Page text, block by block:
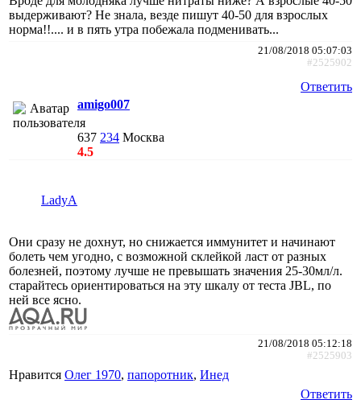
выдерживают? Не знала, везде пишут 40-50 для взрослых
норма!!.... и в пять утра побежала подменивать...
21/08/2018 05:07:03
#2525902
Ответить
amigo007
637 234 Москва
4.5
LadyA
Они сразу не дохнут, но снижается иммунитет и начинают
болеть чем угодно, с возможной склейкой ласт от разных
болезней, поэтому лучше не превышать значения 25-30мл/л.
старайтесь ориентироваться на эту шкалу от теста JBL, по
ней все ясно.
21/08/2018 05:12:18
#2525903
Нравится Олег 1970, папоротник, Инед
Ответить